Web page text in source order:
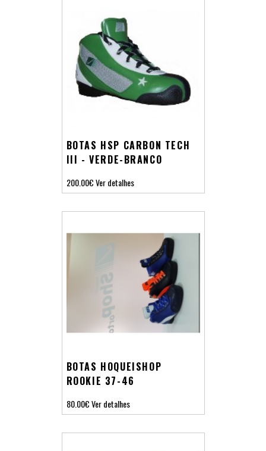
BOTAS HSP CARBON TECH
III - VERDE-BRANCO
200.00€Ver detalhes
BOTAS HOQUEISHOP
ROOKIE 37-46
80.00€Ver detalhes